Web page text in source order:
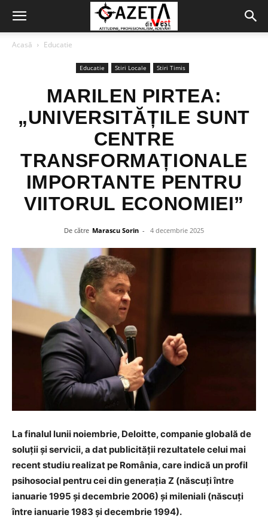
Acasă Educatie
Educatie Stiri Locale Stiri Timis
MARILEN PIRTEA:
„UNIVERSITĂȚILE SUNT
CENTRE
TRANSFORMAȚIONALE
IMPORTANTE PENTRU
VIITORUL ECONOMIEI”
De către Marascu Sorin - 4 decembrie 2025
La finalul lunii noiembrie, Deloitte, companie globală de
soluții și servicii, a dat publicității rezultatele celui mai
recent studiu realizat pe România, care indică un profil
psihosocial pentru cei din generația Z (născuți între
ianuarie 1995 și decembrie 2006) și mileniali (născuți
între ianuarie 1983 și decembrie 1994).